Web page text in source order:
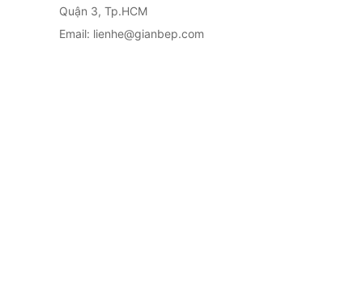
Quận 3, Tp.HCM
Email: lienhe@gianbep.com